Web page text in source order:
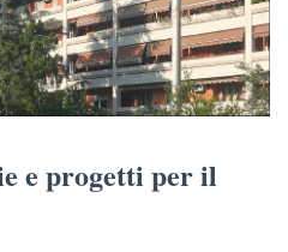
e progetti per il